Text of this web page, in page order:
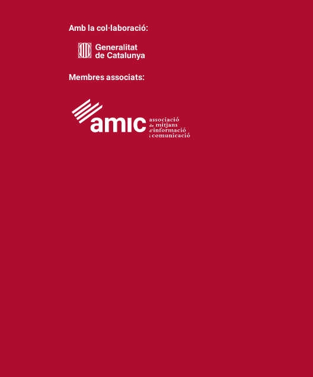
Amb la col·laboració:
Membres associats: